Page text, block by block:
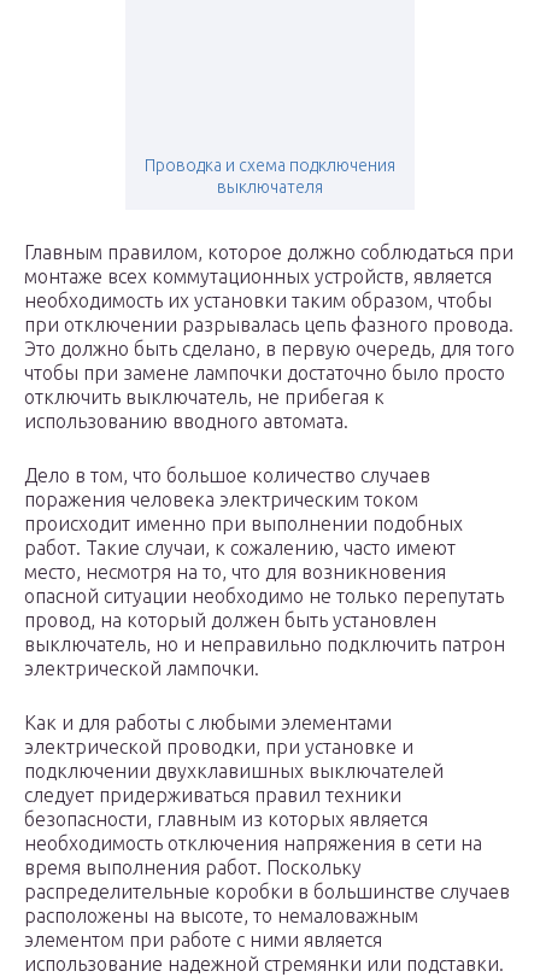
Проводка и схема подключения
выключателя
Главным правилом, которое должно соблюдаться при
монтаже всех коммутационных устройств, является
необходимость их установки таким образом, чтобы
при отключении разрывалась цепь фазного провода.
Это должно быть сделано, в первую очередь, для того
чтобы при замене лампочки достаточно было просто
отключить выключатель, не прибегая к
использованию вводного автомата.
Дело в том, что большое количество случаев
поражения человека электрическим током
происходит именно при выполнении подобных
работ. Такие случаи, к сожалению, часто имеют
место, несмотря на то, что для возникновения
опасной ситуации необходимо не только перепутать
провод, на который должен быть установлен
выключатель, но и неправильно подключить патрон
электрической лампочки.
Как и для работы с любыми элементами
электрической проводки, при установке и
подключении двухклавишных выключателей
следует придерживаться правил техники
безопасности, главным из которых является
необходимость отключения напряжения в сети на
время выполнения работ. Поскольку
распределительные коробки в большинстве случаев
расположены на высоте, то немаловажным
элементом при работе с ними является
использование надежной стремянки или подставки.